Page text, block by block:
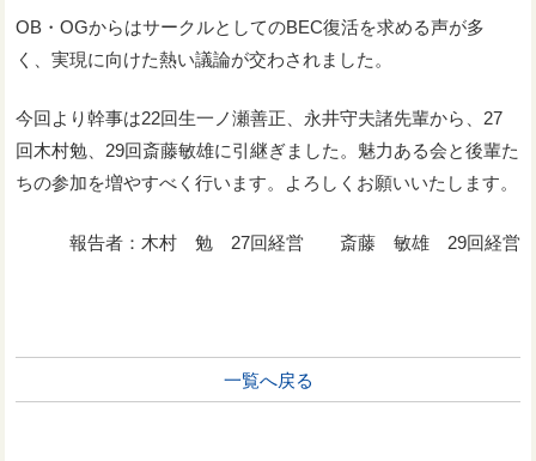
OB・OGからはサークルとしてのBEC復活を求める声が多
く、実現に向けた熱い議論が交わされました。
今回より幹事は22回生一ノ瀬善正、永井守夫諸先輩から、27
回木村勉、29回斎藤敏雄に引継ぎました。魅力ある会と後輩た
ちの参加を増やすべく行います。よろしくお願いいたします。
報告者：木村 勉 27回経営 斎藤 敏雄 29回経営
一覧へ戻る